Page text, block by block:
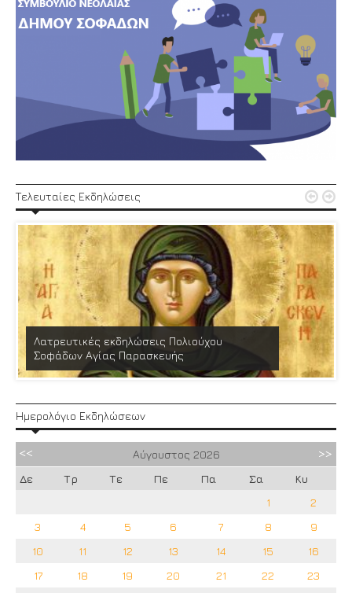
Τελευταίες Εκδηλώσεις
Λατρευτικές εκδηλώσεις Πολιούχου
Σοφάδων Αγίας Παρασκευής
 
Ημερολόγιο Εκδηλώσεων
Αύγουστος 2026
Δε
Τρ Τε Πε Πα Σα
Κυ
1
2
3
4 5 6 7 8
9
10
11 12 13 14 15
16
17
18 19 20 21 22 23